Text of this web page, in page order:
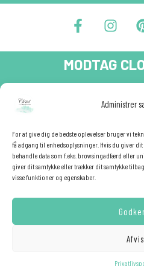
Administrer
For at give dig de bedste oplevelser bruger vi
få adgang til enhedsoplysninger. Hvis du giver
behandle data som f.eks. browsingadfærd eller
giver dit samtykke eller trækker dit samtykke
visse funktioner og egenskaber.
Afvis
F
a
c
e
b
o
f
I
n
s
t
a
g
a
MODTAG
festinspiration
Fornavn
E-mail